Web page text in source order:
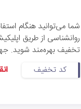
شما می‌توانید هنگام
تخفیف بهره‌مند شوید.
کد تخفیف